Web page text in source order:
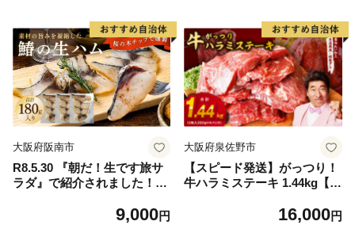
大阪府阪南市
R8.5.30 『朝だ！生です旅サ
ラダ』で紹介されました！朝
生ハム ×3パック（1パックあ
9,000円
大阪府泉佐野市
【スピード発送】がっつり！
牛ハラミステーキ 1.44kg【氷
g×4パック 牛肉 すてーき 焼
16,000円